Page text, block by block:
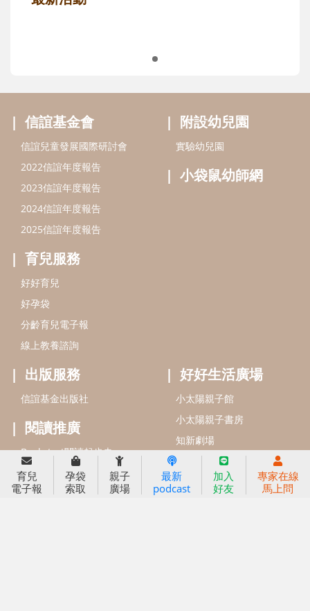
信誼基金會
信誼兒童發展國際研討會
2023信誼年度報告
2024信誼年度報告
2025信誼年度報告
育兒服務
好好育兒
好孕袋
小袋鼠幼師網
育兒
電子報
孕袋
索取
親子
廣場
最新
podcast
加入
好友
專家在線
馬上問